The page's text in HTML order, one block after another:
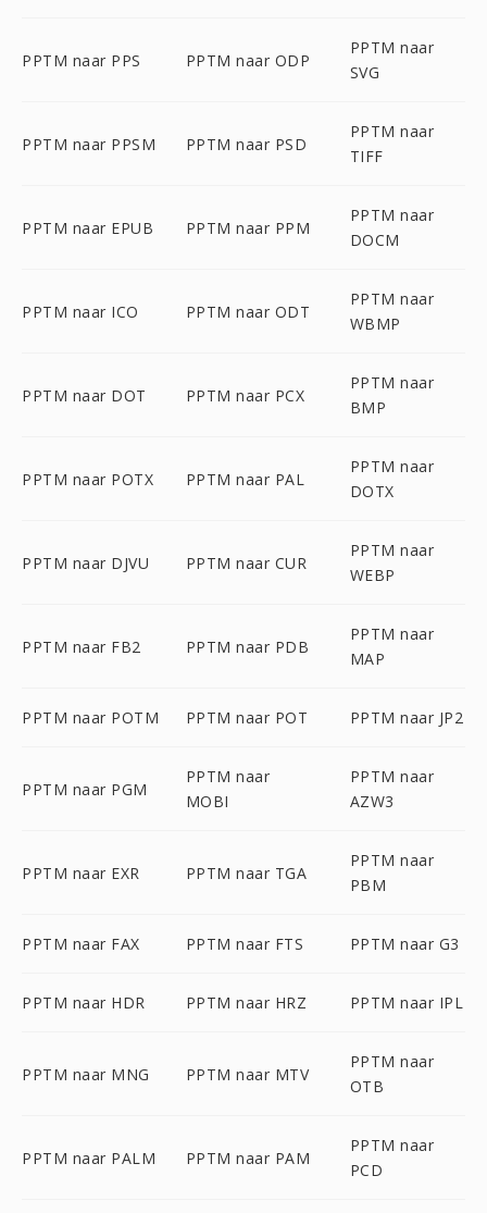
PPTM naar PPS PPTM naar ODP
PPTM naar
SVG
PPTM naar PPSM PPTM naar PSD
PPTM naar
TIFF
PPTM naar EPUB PPTM naar PPM
PPTM naar
DOCM
PPTM naar ICO PPTM naar ODT
PPTM naar
WBMP
PPTM naar DOT PPTM naar PCX
PPTM naar
BMP
PPTM naar POTX PPTM naar PAL
PPTM naar
DOTX
PPTM naar DJVU PPTM naar CUR
PPTM naar
WEBP
PPTM naar FB2 PPTM naar PDB
PPTM naar
MAP
PPTM naar POTM PPTM naar POT PPTM naar JP2
PPTM naar PGM
PPTM naar
MOBI
PPTM naar
AZW3
PPTM naar EXR PPTM naar TGA
PPTM naar
PBM
PPTM naar FAX PPTM naar FTS PPTM naar G3
PPTM naar HDR PPTM naar HRZ PPTM naar IPL
PPTM naar MNG PPTM naar MTV
PPTM naar
OTB
PPTM naar PALM PPTM naar PAM
PPTM naar
PCD